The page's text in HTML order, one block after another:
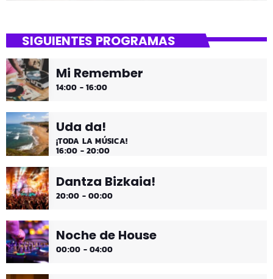
SIGUIENTES PROGRAMAS
Mi Remember
14:00 - 16:00
Uda da!
¡TODA LA MÚSICA!
16:00 - 20:00
Dantza Bizkaia!
20:00 - 00:00
Noche de House
00:00 - 04:00